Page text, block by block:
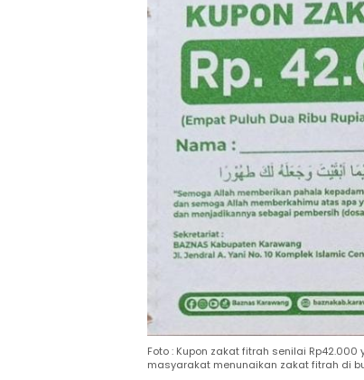
Foto : Kupon zakat fitrah senilai
masyarakat menunaikan zakat fitrah di